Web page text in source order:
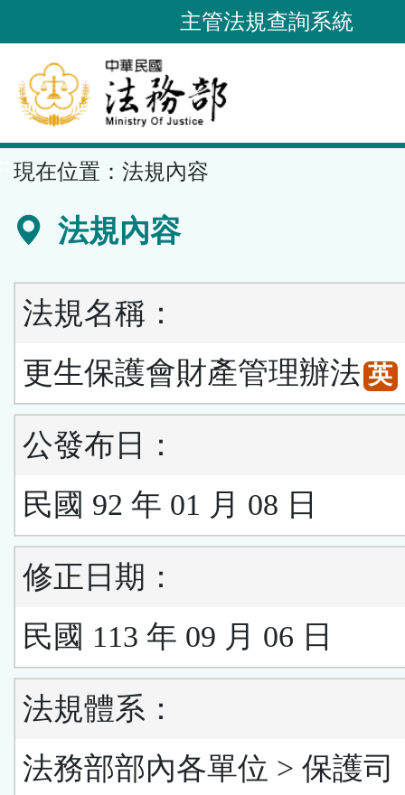
到
要
內
容
區
主管法規查詢系統
現在位置： 法規內容
法規內容
法規名稱：
更生保護會財產管理辦法 英
公發布日：
民國 92 年 01 月 08 日
修正日期：
民國 113 年 09 月 06 日
法規體系：
法務部部內各單位 > 保護司